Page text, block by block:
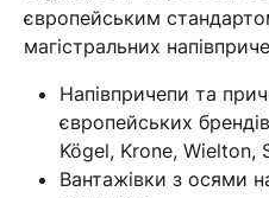
Помилка:Contact
знайдена.
європейським
магістральних
Напівпричепи та
європейських
Kögel, Krone, Wielton,
Вантажівки з осями